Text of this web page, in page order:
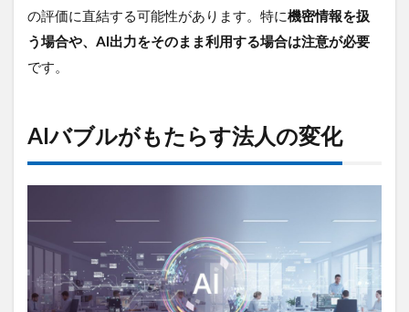
の評価に直結する可能性があります。特に機密情報を扱
う場合や、AI出力をそのまま利用する場合は注意が必要
です。
AIバブルがもたらす法人の変化